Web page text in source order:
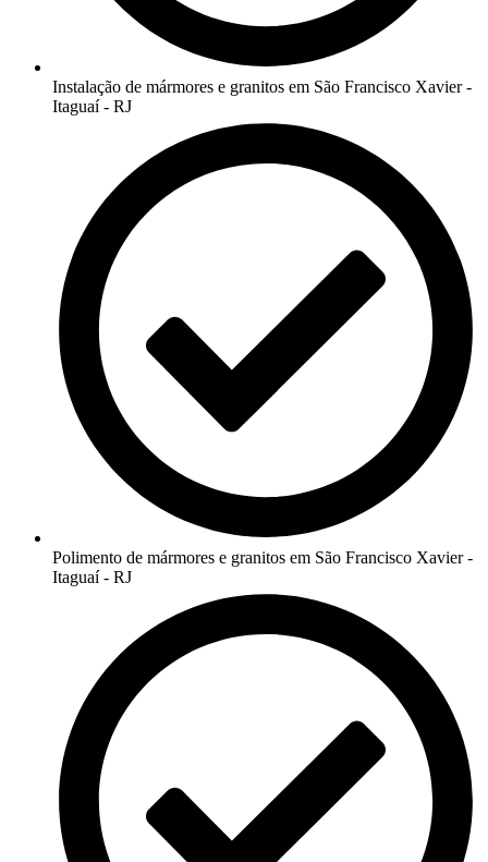
Instalação de mármores e granitos em São Francisco Xavier -
Itaguaí - RJ
Polimento de mármores e granitos em São Francisco Xavier -
Itaguaí - RJ